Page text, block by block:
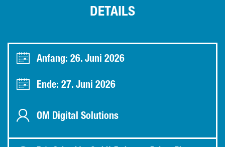
DETAILS
Anfang: 26. Juni 2026
Ende: 27. Juni 2026
OM Digital Solutions